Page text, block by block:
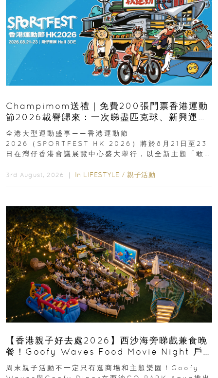
Champimom送禮｜免費200張門票香港運動
節2026載譽歸來：一次睇盡匹克球、新興運
動、街舞比賽＋逾百運動品牌展覽
全港大型運動盛事——香港運動節
2026（SPORTFEST HK 2026）將於8月21日至23
日在灣仔香港會議展覽中心盛大舉行，以全新主題「敢
3rd August, 2026 ｜ In LIFESTYLE / 親子活動
【香港親子好去處2026】西沙海旁睇戲兼食晚
餐！Goofy Waves Food Movie Night 戶
外影院逢週末登場
周末親子活動不一定只有逛商場和主題樂園！Goofy